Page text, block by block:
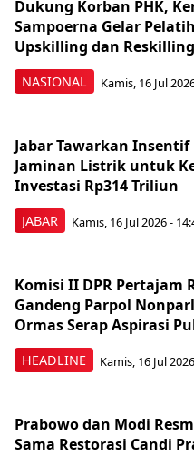
NASIONAL
Dukung Korban PHK,
Sampoerna Gelar
Upskilling dan
Kamis, 16 Jul
JABAR
Jabar Tawarkan Insentif
Jaminan Listrik untuk
Investasi Rp314 Triliun
Kamis, 16 Jul 2026 -
HEADLINE
Komisi II DPR Pertajam
Gandeng Parpol
Ormas Serap Aspirasi
Kamis, 16 Jul
Prabowo dan Modi
Sama Restorasi Candi